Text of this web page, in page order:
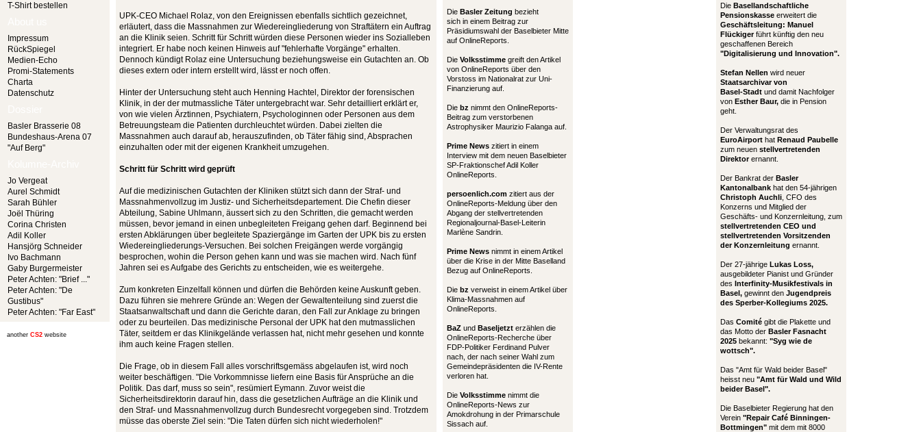
T-Shirt bestellen
Impressum
RückSpiegel
Medien-Echo
Promi-Statements
Charta
Datenschutz
Basler Brasserie 08
Bundeshaus-Arena 07
"Auf Berg"
Jo Vergeat
Aurel Schmidt
Sarah Bühler
Joël Thüring
Corina Christen
Adil Koller
Hansjörg Schneider
Ivo Bachmann
Gaby Burgermeister
Peter Achten: "Brief ..."
Peter Achten: "De
Gustibus"
Peter Achten: "Far East"
another CS2 website
UPK-CEO Michael Rolaz, von den Ereignissen ebenfalls sichtlich gezeichnet,
erläutert, dass die Massnahmen zur Wiedereingliederung von Straftätern ein Auftrag
an die Klinik seien. Schritt für Schritt würden diese Personen wieder ins Sozialleben
integriert. Er habe noch keinen Hinweis auf "fehlerhafte Vorgänge" erhalten.
Dennoch kündigt Rolaz eine Untersuchung beziehungsweise ein Gutachten an. Ob
dieses extern oder intern erstellt wird, lässt er noch offen.
Hinter der Untersuchung steht auch Henning Hachtel, Direktor der forensischen
Klinik, in der der mutmassliche Täter untergebracht war. Sehr detailliert erklärt er,
von wie vielen Ärztinnen, Psychiatern, Psychologinnen oder Personen aus dem
Betreuungsteam die Patienten durchleuchtet würden. Dabei zielten die
Massnahmen auch darauf ab, herauszufinden, ob Täter fähig sind, Absprachen
einzuhalten oder mit der eigenen Krankheit umzugehen.
Schritt für Schritt wird geprüft
Auf die medizinischen Gutachten der Kliniken stützt sich dann der Straf- und
Massnahmenvollzug im Justiz- und Sicherheitsdepartement. Die Chefin dieser
Abteilung, Sabine Uhlmann, äussert sich zu den Schritten, die gemacht werden
müssen, bevor jemand in einen unbegleiteten Freigang gehen darf. Beginnend bei
ersten Abklärungen über begleitete Spaziergänge im Garten der UPK bis zu ersten
Wiedereingliederungs-Versuchen. Bei solchen Freigängen werde vorgängig
besprochen, wohin die Person gehen kann und was sie machen wird. Nach fünf
Jahren sei es Aufgabe des Gerichts zu entscheiden, wie es weitergehe.
Zum konkreten Einzelfall können und dürfen die Behörden keine Auskunft geben.
Dazu führen sie mehrere Gründe an: Wegen der Gewaltenteilung sind zuerst die
Staatsanwaltschaft und dann die Gerichte daran, den Fall zur Anklage zu bringen
oder zu beurteilen. Das medizinische Personal der UPK hat den mutmasslichen
Täter, seitdem er das Klinikgelände verlassen hat, nicht mehr gesehen und konnte
ihm auch keine Fragen stellen.
Die Frage, ob in diesem Fall alles vorschriftsgemäss abgelaufen ist, wird noch
weiter beschäftigen. "Die Vorkommnisse liefern eine Basis für Ansprüche an die
Politik. Das darf, muss so sein", resümiert Eymann. Zuvor weist die
Sicherheitsdirektorin darauf hin, dass die gesetzlichen Aufträge an die Klinik und
den Straf- und Massnahmenvollzug durch Bundesrecht vorgegeben sind. Trotzdem
müsse das oberste Ziel sein: "Die Taten dürfen sich nicht wiederholen!"
Die Basler Zeitung bezieht
sich in einem Beitrag zur
Präsidiumswahl der Baselbieter Mitte
auf OnlineReports.
Die Volksstimme greift den Artikel
von OnlineReports über den
Vorstoss im Nationalrat zur Uni-
Finanzierung auf.
Die bz nimmt den OnlineReports-
Beitrag zum verstorbenen
Astrophysiker Maurizio Falanga auf.
Prime News zitiert in einem
Interview mit dem neuen Baselbieter
SP-Fraktionschef Adil Koller
OnlineReports.
persoenlich.com zitiert aus der
OnlineReports-Meldung über den
Abgang der stellvertretenden
Regionaljournal-Basel-Leiterin
Marlène Sandrin.
Prime News nimmt in einem Artikel
über die Krise in der Mitte Baselland
Bezug auf OnlineReports.
Die bz verweist in einem Artikel über
Klima-Massnahmen auf
OnlineReports.
BaZ und Baseljetzt erzählen die
OnlineReports-Recherche über
FDP-Politiker Ferdinand Pulver
nach, der nach seiner Wahl zum
Gemeindepräsidenten die IV-Rente
verloren hat.
Die Volksstimme nimmt die
OnlineReports-News zur
Amokdrohung in der Primarschule
Sissach auf.
Die Basellandschaftliche
Pensionskasse erweitert die
Geschäftsleitung: Manuel
Flückigerführt künftig den neu
geschaffenen Bereich
"Digitalisierung und Innovation".
Stefan Nellen wird neuer
Staatsarchivar von
Basel-Stadt und damit Nachfolger
von Esther Baur, die in Pension
geht.
Der Verwaltungsrat des
EuroAirport hat Renaud Paubelle
zum neuen stellvertretenden
Direktorernannt.
Der Bankrat der Basler
Kantonalbank hat den 54-jährigen
Christoph Auchli , CFO des
Konzerns und Mitglied der
Geschäfts- und Konzernleitung, zum
stellvertretenden CEO und
stellvertretenden Vorsitzenden
der Konzernleitung ernannt.
Der 27-jährige Lukas Loss,
ausgebildeter Pianist und Gründer
des Interfinity-Musikfestivals in
Basel, gewinnt den Jugendpreis
des Sperber-Kollegiums 2025.
Das Comité gibt die Plakette und
das Motto der Basler Fasnacht
2025 bekannt: "Syg wie de
wottsch".
Das "Amt für Wald beider Basel"
heisst neu "Amt für Wald und Wild
beider Basel".
Die Baselbieter Regierung hat den
Verein "Repair Café Binningen-
Bottmingen" mit dem mit 8000